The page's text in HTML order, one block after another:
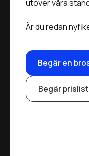
utöver våra
Är du redan
Begär en
Begär